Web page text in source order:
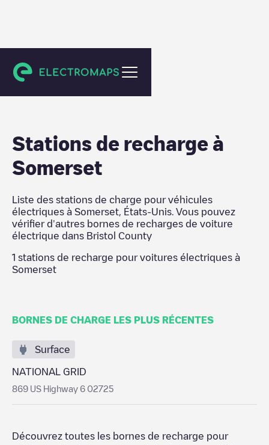
Bristol County
Stations de recharge à
Somerset
Liste des stations de charge pour véhicules
électriques à Somerset États-Unis . Vous pouvez
vérifier d'autres bornes de recharges de voiture
électrique dans Bristol County
1 stations de recharge pour voitures électriques à
Somerset
BORNES DE CHARGE LES PLUS RÉCENTES
Surface
NATIONAL GRID
869 US Highway 6 02725
Découvrez toutes les bornes de recharge pour